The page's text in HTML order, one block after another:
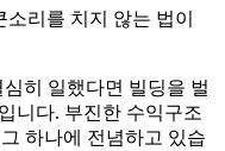
리를 치지 않는 법이
히 일했다면 빌딩을 벌
니다. 부진한 수익구조
하나에 전념하고 있습